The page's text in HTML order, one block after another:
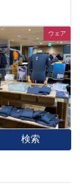
ウェア
検索